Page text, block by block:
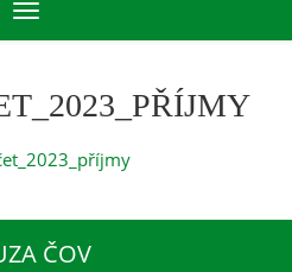
Toggle
navigation
ČOV